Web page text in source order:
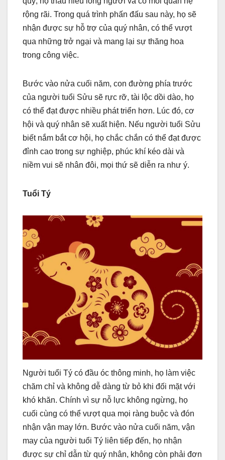
rộng rãi. Trong quá trình phấn đấu sau này, họ sẽ
nhận được sự hỗ trợ của quý nhân, có thể vượt
qua những trở ngại và mang lại sự thăng hoa
trong công việc.
Bước vào nửa cuối năm, con đường phía trước
của người tuổi Sửu sẽ rực rỡ, tài lộc dồi dào, họ
có thể đạt được nhiều phát triển hơn. Lúc đó, cơ
hội và quý nhân sẽ xuất hiện. Nếu người tuổi Sửu
biết nắm bắt cơ hội, họ chắc chắn có thể đạt được
đỉnh cao trong sự nghiệp, phúc khí kéo dài và
niềm vui sẽ nhân đôi, mọi thứ sẽ diễn ra như ý.
Tuổi Tý
Người tuổi Tý có đầu óc thông minh, họ làm việc
chăm chỉ và không dễ dàng từ bỏ khi đối mặt với
khó khăn. Chính vì sự nỗ lực không ngừng, họ
cuối cùng có thể vượt qua mọi ràng buộc và đón
nhận vận may lớn. Bước vào nửa cuối năm, vận
may của người tuổi Tý liên tiếp đến, họ nhận
được sự chỉ dẫn từ quý nhân, không còn phải đơn